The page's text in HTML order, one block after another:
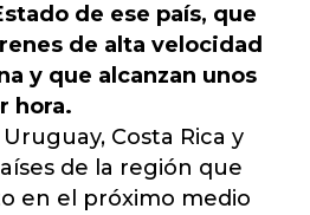
de ese país, que
de alta velocidad
y que alcanzan unos
hora.
Costa Rica y
de la región que
en el próximo medio